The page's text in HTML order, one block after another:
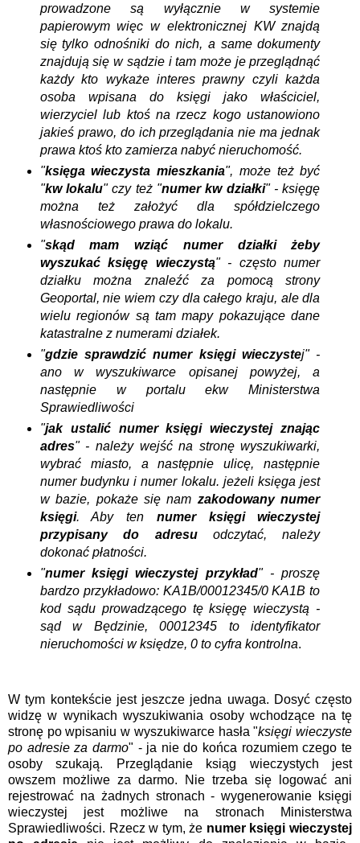
prowadzone są wyłącznie w systemie
papierowym więc w elektronicznej KW znajdą
się tylko odnośniki do nich, a same dokumenty
znajdują się w sądzie i tam może je przeglądnąć
każdy kto wykaże interes prawny czyli każda
osoba wpisana do księgi jako właściciel,
wierzyciel lub ktoś na rzecz kogo ustanowiono
jakieś prawo, do ich przeglądania nie ma jednak
prawa ktoś kto zamierza nabyć nieruchomość.
"księga wieczysta mieszkania", może też być
"kw lokalu" czy też "numer kw działki" - księgę
można też założyć dla spółdzielczego
własnościowego prawa do lokalu.
"skąd mam wziąć numer działki żeby
wyszukać księgę wieczystą" - często numer
działku można znaleźć za pomocą strony
Geoportal, nie wiem czy dla całego kraju, ale dla
wielu regionów są tam mapy pokazujące dane
katastralne z numerami działek.
"gdzie sprawdzić numer księgi wieczystej" -
ano w wyszukiwarce opisanej powyżej, a
następnie w portalu ekw Ministerstwa
Sprawiedliwości
"jak ustalić numer księgi wieczystej znając
adres" - należy wejść na stronę wyszukiwarki,
wybrać miasto, a następnie ulicę, następnie
numer budynku i numer lokalu. jeżeli księga jest
w bazie, pokaże się nam zakodowany numer
księgi. Aby ten numer księgi wieczystej
przypisany do adresuodczytać, należy
dokonać płatności.
"numer księgi wieczystej przykład" - proszę
bardzo przykładowo: KA1B/00012345/0 KA1B to
kod sądu prowadzącego tę księgę wieczystą -
sąd w Będzinie, 00012345 to identyfikator
nieruchomości w księdze, 0 to cyfra kontrolna.
W tym kontekście jest jeszcze jedna uwaga. Dosyć często
widzę w wynikach wyszukiwania osoby wchodzące na tę
stronę po wpisaniu w wyszukiwarce hasła "księgi wieczyste
po adresie za darmo" - ja nie do końca rozumiem czego te
osoby szukają. Przeglądanie ksiąg wieczystych jest
owszem możliwe za darmo. Nie trzeba się logować ani
rejestrować na żadnych stronach - wygenerowanie księgi
wieczystej jest możliwe na stronach Ministerstwa
Sprawiedliwości. Rzecz w tym, że numer księgi wieczystej